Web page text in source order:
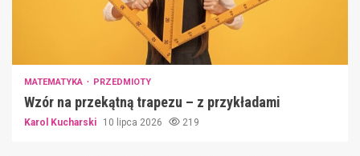
MATEMATYKA PRZEDMIOTY
Wzór na przekątną trapezu – z przykładami
Karol Kucharski 10 lipca 2026 219